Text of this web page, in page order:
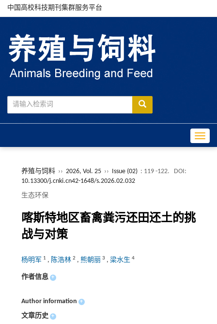
中国高校科技期刊集群服务平台
养殖与饲料 ›› 2026, Vol. 25 ›› Issue (02) : 119 -122.
DOI:
10.13300/j.cnki.cn42-1648/s.2026.02.032
生态环保
喀斯特地区畜禽粪污还田还土的挑
战与对策
杨明军 1 , 陈浩林 2 , 熊朝丽 3 , 梁水生 4
作者信息 +
Author information +
文章历史 +